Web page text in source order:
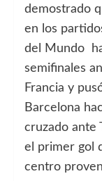
demostrado
en los
del Mundo
semifinales
Francia y
Barcelona
cruzado ante
el primer gol
centro